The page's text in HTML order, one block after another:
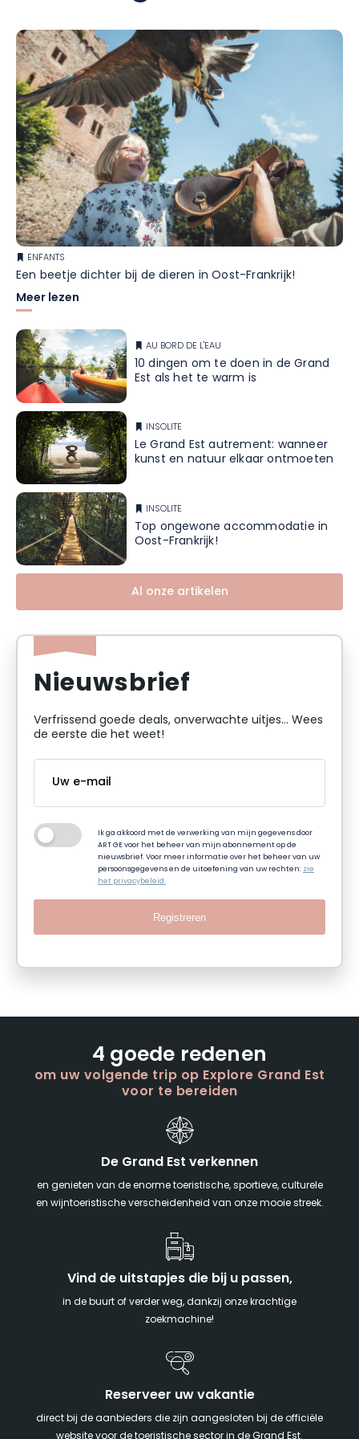
ENFANTS
Een beetje dichter bij de dieren in Oost-Frankrijk!
Meer lezen
AU BORD DE L'EAU
10 dingen om te doen in de Grand
Est als het te warm is
INSOLITE
Le Grand Est autrement: wanneer
kunst en natuur elkaar ontmoeten
INSOLITE
Top ongewone accommodatie in
Oost-Frankrijk!
Al onze artikelen
Nieuwsbrief
Verfrissend goede deals, onverwachte uitjes... Wees
de eerste die het weet!
Ik ga akkoord met de verwerking van mijn gegevens door
ART GE voor het beheer van mijn abonnement op de
nieuwsbrief. Voor meer informatie over het beheer van uw
persoonsgegevens en de uitoefening van uw rechten:zie
het privacybeleid.
Registreren
4 goede redenen
om uw volgende trip op Explore Grand Est
voor te bereiden
De Grand Est verkennen
en genieten van de enorme toeristische, sportieve, culturele
en wijntoeristische verscheidenheid van onze mooie streek.
Vind de uitstapjes die bij u passen,
in de buurt of verder weg, dankzij onze krachtige
zoekmachine!
Reserveer uw vakantie
direct bij de aanbieders die zijn aangesloten bij de officiële